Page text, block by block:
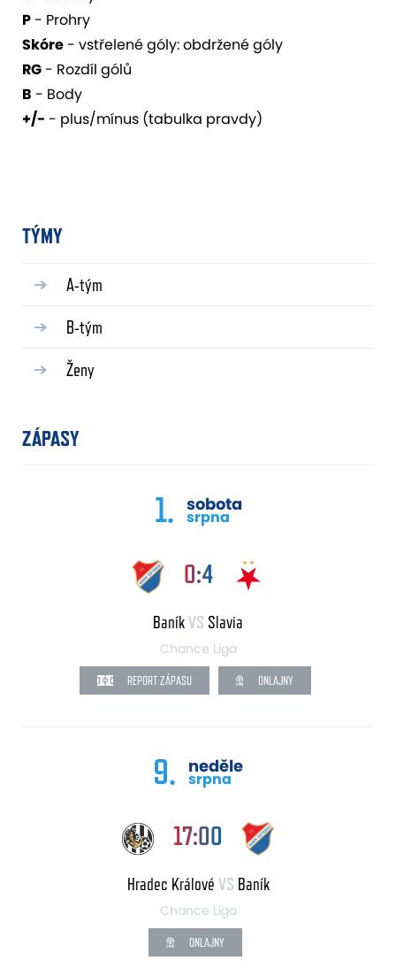
P - Prohry
Skóre - vstřelené góly: obdržené góly
RG - Rozdíl gólů
B - Body
+/- - plus/mínus (tabulka pravdy)
TÝMY
A-tým
B-tým
Ženy
ZÁPASY
1. sobota
srpna
0:4
BaníkVS Slavia
Chance Liga
REPORT ZÁPASU ONLAJNY
9. neděle
srpna
17:00
Hradec Králové VS Baník
Chance Liga
ONLAJNY